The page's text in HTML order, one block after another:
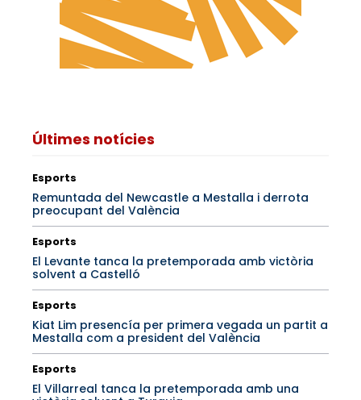
Últimes notícies
Esports
Remuntada del Newcastle a Mestalla i derrota
preocupant del València
Esports
El Levante tanca la pretemporada amb victòria
solvent a Castelló
Esports
Kiat Lim presencía per primera vegada un partit a
Mestalla com a president del València
Esports
El Villarreal tanca la pretemporada amb una